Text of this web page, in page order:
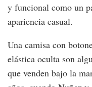
y funcional como un
apariencia casual.
Una camisa con
elástica oculta son
que venden bajo la